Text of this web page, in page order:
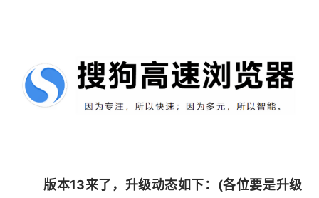
版本13来了，升级动态如下：(各位要是升级